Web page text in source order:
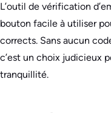
L’outil de vérification
bouton facile à utiliser
corrects. Sans aucun
c’est un choix judicieux
tranquillité.